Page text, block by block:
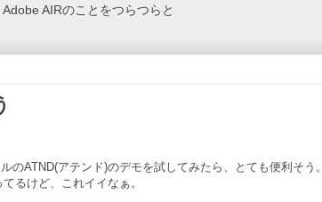
AIRのことをつらつらと
のATND(アテンド)のデモを試してみたら、とても便利そう。
るけど、これイイなぁ。